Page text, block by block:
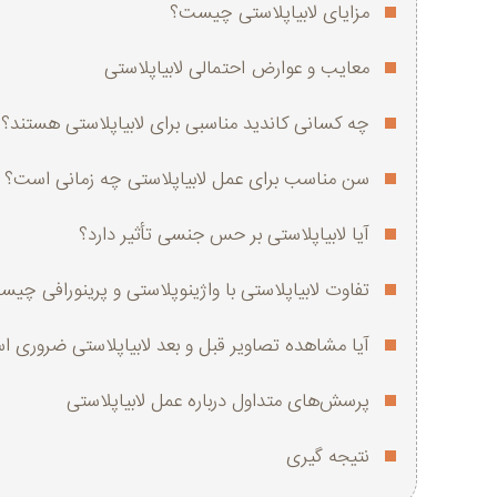
مزایای لابیاپلاستی چیست؟
معایب و عوارض احتمالی لابیاپلاستی
چه کسانی کاندید مناسبی برای لابیاپلاستی هستند؟
سن مناسب برای عمل لابیاپلاستی چه زمانی است؟
آیا لابیاپلاستی بر حس جنسی تأثیر دارد؟
تفاوت لابیاپلاستی با واژینوپلاستی و پرینورافی
آیا مشاهده تصاویر قبل و بعد لابیاپلاستی
پرسش‌های متداول درباره عمل لابیاپلاستی
نتیجه گیری